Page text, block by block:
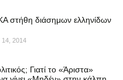
στήθη διάσημων ελληνίδων
14, 2014
Γιατί το «Άριστα»